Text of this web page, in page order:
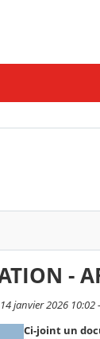
-
janvier 2026
Ci-joint un